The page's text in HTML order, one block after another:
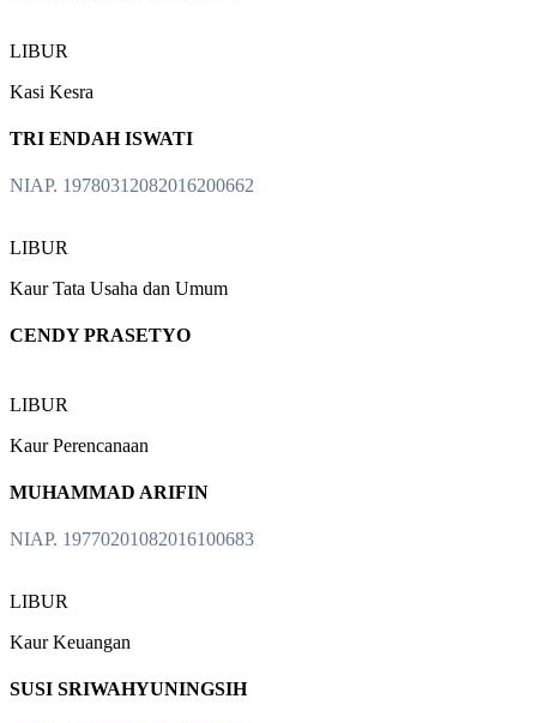
LIBUR
Kasi Kesra
TRI ENDAH ISWATI
NIAP. 19780312082016200662
LIBUR
Kaur Tata Usaha dan Umum
CENDY PRASETYO
LIBUR
Kaur Perencanaan
MUHAMMAD ARIFIN
NIAP. 19770201082016100683
LIBUR
Kaur Keuangan
SUSI SRIWAHYUNINGSIH